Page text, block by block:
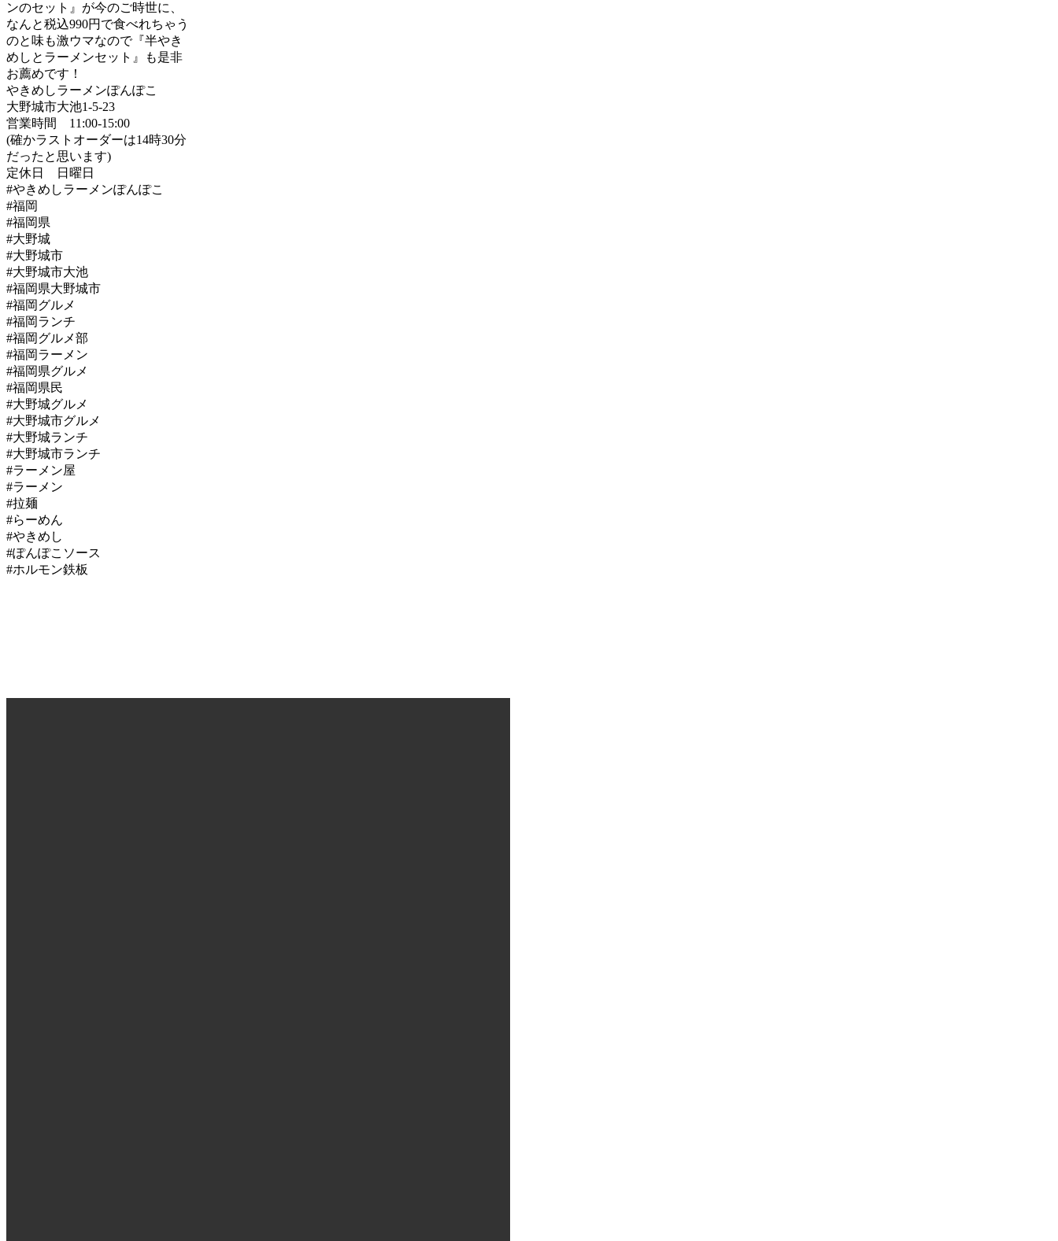
ンのセット』が今のご時世に、
なんと税込990円で食べれちゃう
のと味も激ウマなので『半やき
めしとラーメンセット』も是非
お薦めです！
やきめしラーメンぽんぽこ
大野城市大池1-5-23
営業時間 11:00-15:00
(確かラストオーダーは14時30分
だったと思います)
定休日 日曜日
#やきめしラーメンぽんぽこ
#福岡
#福岡県
#大野城
#大野城市
#大野城市大池
#福岡県大野城市
#福岡グルメ
#福岡ランチ
#福岡グルメ部
#福岡ラーメン
#福岡県グルメ
#福岡県民
#大野城グルメ
#大野城市グルメ
#大野城ランチ
#大野城市ランチ
#ラーメン屋
#ラーメン
#拉麺
#らーめん
#やきめし
#ぽんぽこソース
#ホルモン鉄板